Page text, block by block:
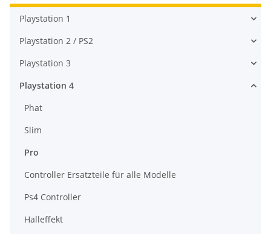
Playstation 1
Playstation 2 / PS2
Playstation 3
Playstation 4
Phat
Slim
Pro
Controller Ersatzteile für alle Modelle
Ps4 Controller
Halleffekt